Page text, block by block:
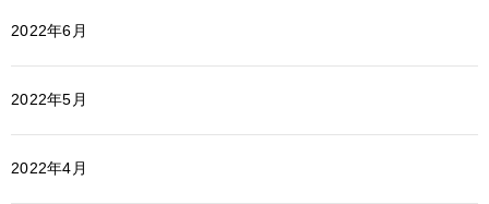
2022年6月
2022年5月
2022年4月